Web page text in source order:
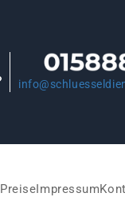
PreiseImpressum